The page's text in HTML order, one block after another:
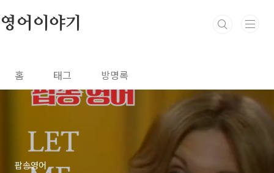
영어이야기
홈 태그 방명록
팝송영어